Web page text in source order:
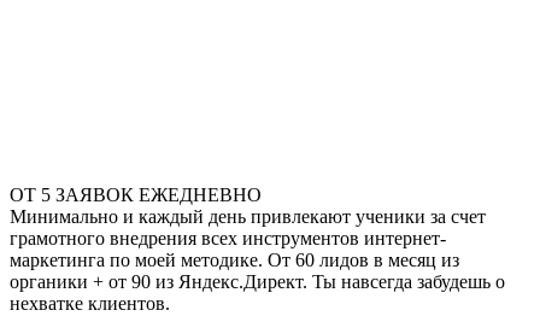
ОТ 5 ЗАЯВОК ЕЖЕДНЕВНО
Минимально и каждый день привлекают ученики за счет
грамотного внедрения всех инструментов интернет-
маркетинга по моей методике. От 60 лидов в месяц из
органики + от 90 из Яндекс.Директ. Ты навсегда забудешь о
нехватке клиентов.